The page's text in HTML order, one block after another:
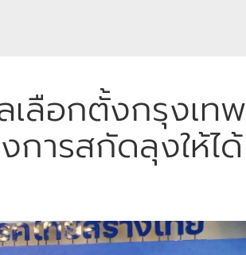
เลือกตั้งกรุงเทพ
การสกัดลุงให้ได้